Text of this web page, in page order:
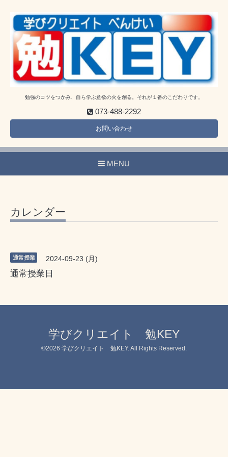
勉強のコツをつかみ、自ら学ぶ意欲の火を創る。それが１番のこだわりです。
073-488-2292
お問い合わせ
MENU
カレンダー
通常授業 2024-09-23 (月)
通常授業日
学びクリエイト 勉KEY
©2026 学びクリエイト 勉KEY. All Rights Reserved.